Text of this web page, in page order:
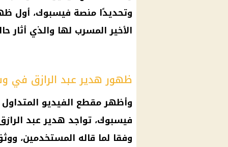
وتحديدًا منصة فيسبوك، أول
الأخير المسرب لها والذي أثار
ظهور هدير عبد الرازق في
وأظهر مقطع الفيديو
فيسبوك، تواجد هدير عبد
وفقا لما قاله المستخدمين،